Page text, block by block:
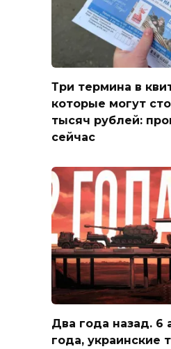
Три термина в
которые могут
тысяч рублей:
сейчас
Два года назад. 6
года, украинские